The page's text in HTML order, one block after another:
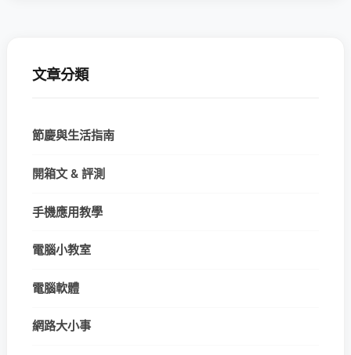
文章分類
節慶與生活指南
開箱文 & 評測
手機應用教學
電腦小教室
電腦軟體
網路大小事